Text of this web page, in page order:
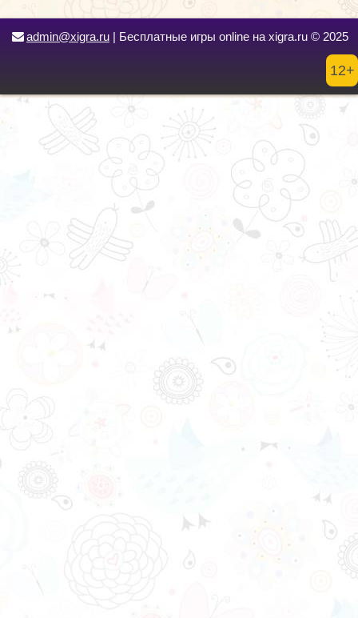
admin@xigra.ru | Бесплатные игры online на xigra.ru © 2025
12+